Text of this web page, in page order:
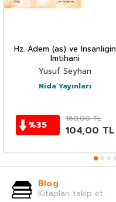
Hz. Adem (as) ve Insanligin
Imtihani
Yusuf Seyhan
Nida Yayınları
%35
160,00TL
104,00 TL
Blog
Kitapları takip et.